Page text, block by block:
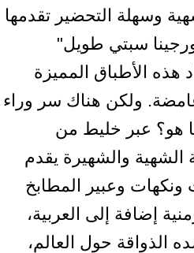
وسهلة التحضير تقدمها
سبتي طويل"
الأطباق المميزة
ولكن هناك سر وراء
هو؟ عبر خليط من
الشهية والشهيرة يقدم
وعبير المطابخ
إضافة إلى العربية،
الذواقة حول العالم،